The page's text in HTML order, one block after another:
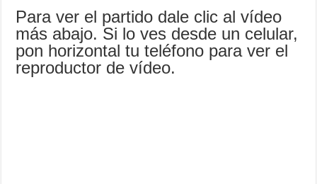
Para ver el partido dale clic al vídeo
más abajo. Si lo ves desde un celular,
pon horizontal tu teléfono para ver el
reproductor de vídeo.